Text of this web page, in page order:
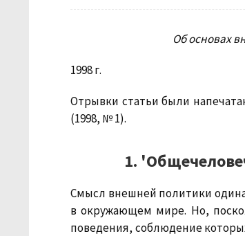
Об основах
1998 г.
Отрывки статьи были
(1998, № 1).
1.
Смысл внешней политики
в окружающем мире. Но,
поведения, соблюдение